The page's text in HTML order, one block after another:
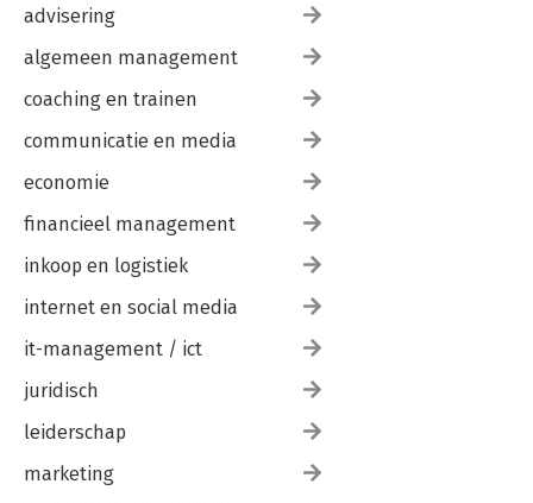
advisering
algemeen management
coaching en trainen
communicatie en media
economie
financieel management
inkoop en logistiek
internet en social media
it-management / ict
juridisch
leiderschap
marketing